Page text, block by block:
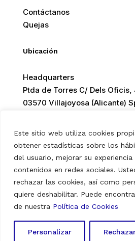
Este sitio web utiliza cookies
obtener estadísticas sobre los
del usuario, mejorar su
contenidos en redes sociales.
rechazar las cookies, así como
quiere deshabilitar. Puede
de nuestra Política de Cookies
Personalizar
Contáctanos
Quejas
Ubicación
Headquarters
Ptda de Torres C/ Dels Oficis,
03570 Villajoyosa (Alicante)
© 2026 Europ Foods. All rights
Aviso Legal|Política de Privacidad